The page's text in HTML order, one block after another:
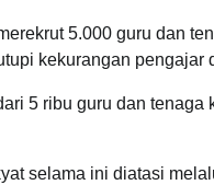
5.000 guru dan
kekurangan pengajar
5 ribu guru dan
selama ini diatasi